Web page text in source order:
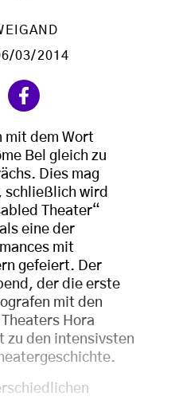
03/2014
mit dem Wort
Bel gleich zu
Dies mag
schließlich wird
Theater“
eine der
mit
gefeiert. Der
der die erste
mit den
Hora
zu den intensivsten